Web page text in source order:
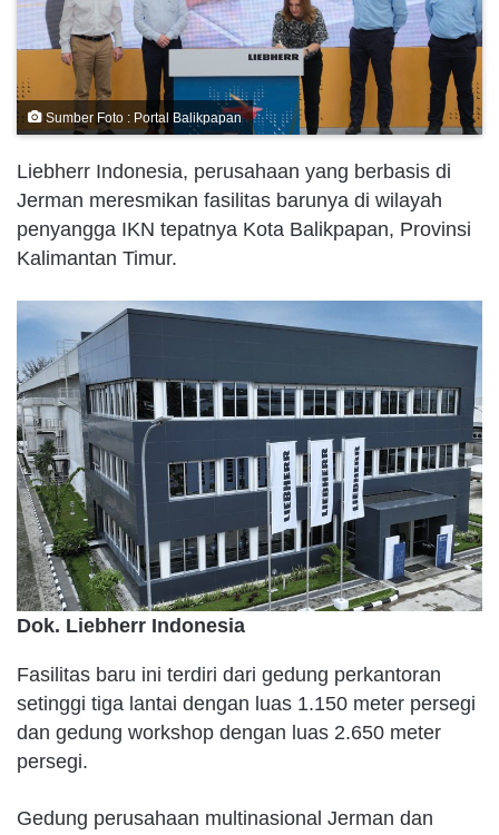
Sumber Foto : Portal Balikpapan
Liebherr Indonesia, perusahaan yang berbasis di
Jerman meresmikan fasilitas barunya di wilayah
penyangga IKN tepatnya Kota Balikpapan, Provinsi
Kalimantan Timur.
Dok. Liebherr Indonesia
Fasilitas baru ini terdiri dari gedung perkantoran
setinggi tiga lantai dengan luas 1.150 meter persegi
dan gedung workshop dengan luas 2.650 meter
persegi.
Gedung perusahaan multinasional Jerman dan